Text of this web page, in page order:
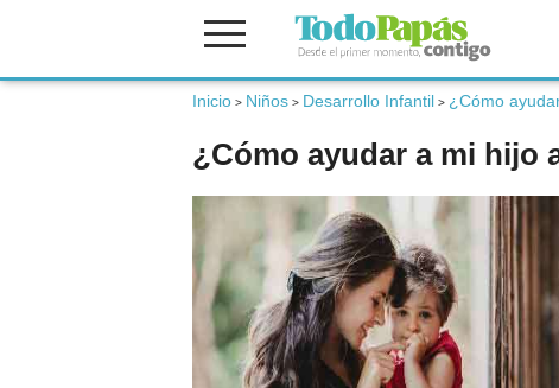
Inicio > Niños > Desarrollo Infantil > ¿Cómo
¿Cómo ayudar a mi hijo